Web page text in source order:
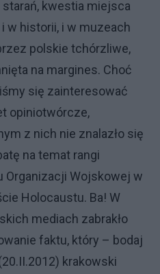
kwestia miejsca
w historii, i w muzeach
polskie tchórzliwe,
na margines. Choć
się zainteresować
opiniotwórcze,
z nich nie znalazło się
na temat rangi
Organizacji Wojskowej w
Holocaustu. Ba! W
mediach zabrakło
faktu, który – bodaj
krakowski